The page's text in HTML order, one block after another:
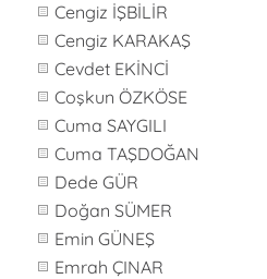
Cengiz İŞBİLİR
Cengiz KARAKAŞ
Cevdet EKİNCİ
Coşkun ÖZKÖSE
Cuma SAYGILI
Cuma TAŞDOĞAN
Dede GÜR
Doğan SÜMER
Emin GÜNEŞ
Emrah ÇINAR